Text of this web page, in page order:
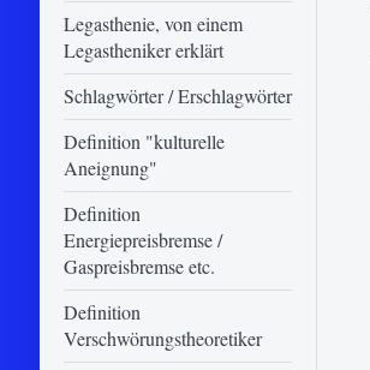
Legasthenie, von einem
Legastheniker erklärt
Schlagwörter / Erschlagwörter
Definition "kulturelle
Aneignung"
Definition
Energiepreisbremse /
Gaspreisbremse etc.
Definition
Verschwörungstheoretiker